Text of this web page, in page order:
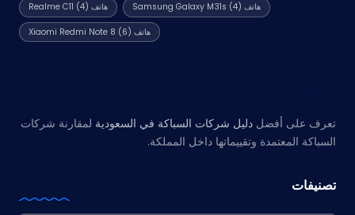
هاتف Realme C11 (4) هاتف Samsung Galaxy M31s (4)
هاتف Xiaomi Redmi Note 8 (6)
تعرف على أفضل دليل شركات السباكة في السعودية لمقارنة شركات
السباكة المعتمدة وتقييماتها داخل المملكة.
تصنيفات